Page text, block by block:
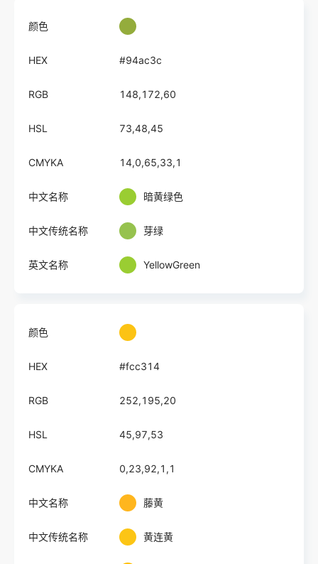
颜色
HEX #94ac3c
RGB 148,172,60
HSL 73,48,45
CMYKA 14,0,65,33,1
中文名称 暗黄绿色
中文传统名称 芽绿
英文名称 YellowGreen
颜色
HEX #fcc314
RGB 252,195,20
HSL 45,97,53
CMYKA 0,23,92,1,1
中文名称 藤黄
中文传统名称 黄连黄